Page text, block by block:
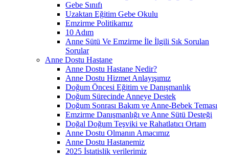
Gebe Sınıfı
Uzaktan Eğitim Gebe Okulu
Emzirme Politikamız
10 Adım
Anne Sütü Ve Emzirme İle İlgili Sık Sorulan
Sorular
Anne Dostu Hastane
Anne Dostu Hastane Nedir?
Anne Dostu Hizmet Anlayışımız
Doğum Öncesi Eğitim ve Danışmanlık
Doğum Sürecinde Anneye Destek
Doğum Sonrası Bakım ve Anne-Bebek Teması
Emzirme Danışmanlığı ve Anne Sütü Desteği
Doğal Doğum Teşviki ve Rahatlatıcı Ortam
Anne Dostu Olmanın Amacımız
Anne Dostu Hastanemiz
2025 İstatislik verilerimiz